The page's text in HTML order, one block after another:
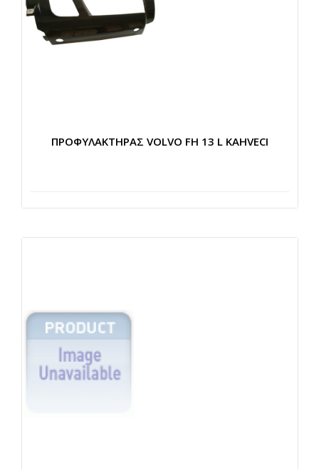
ΠΡΟΦΥΛΑΚΤΗΡΑΣ VOLVO FH 13 L KAHVECI